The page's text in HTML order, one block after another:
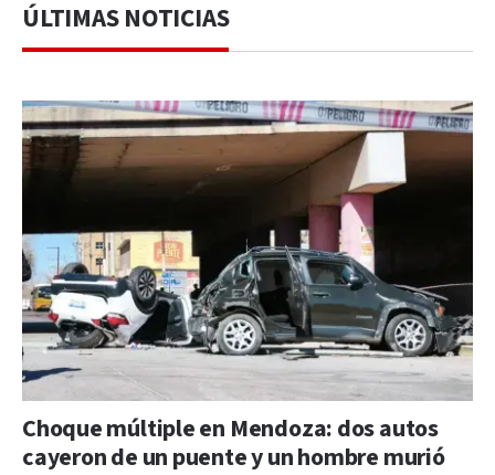
ÚLTIMAS NOTICIAS
Choque múltiple en Mendoza: dos autos
cayeron de un puente y un hombre murió